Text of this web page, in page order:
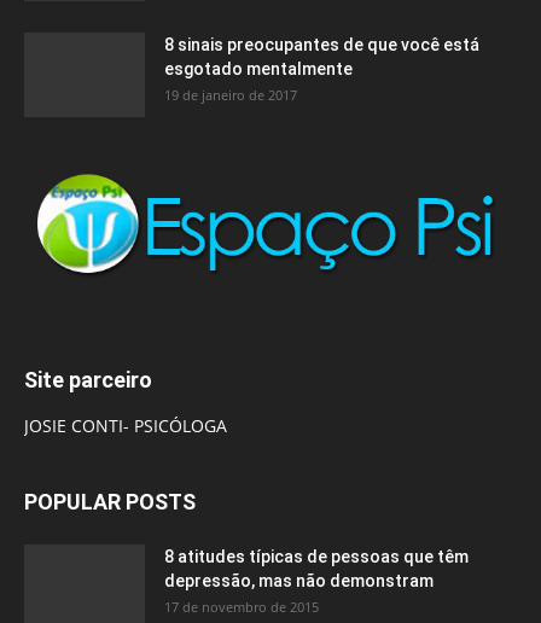
8 sinais preocupantes de que você está
esgotado mentalmente
19 de janeiro de 2017
Site parceiro
JOSIE CONTI- PSICÓLOGA
POPULAR POSTS
8 atitudes típicas de pessoas que têm
depressão, mas não demonstram
17 de novembro de 2015